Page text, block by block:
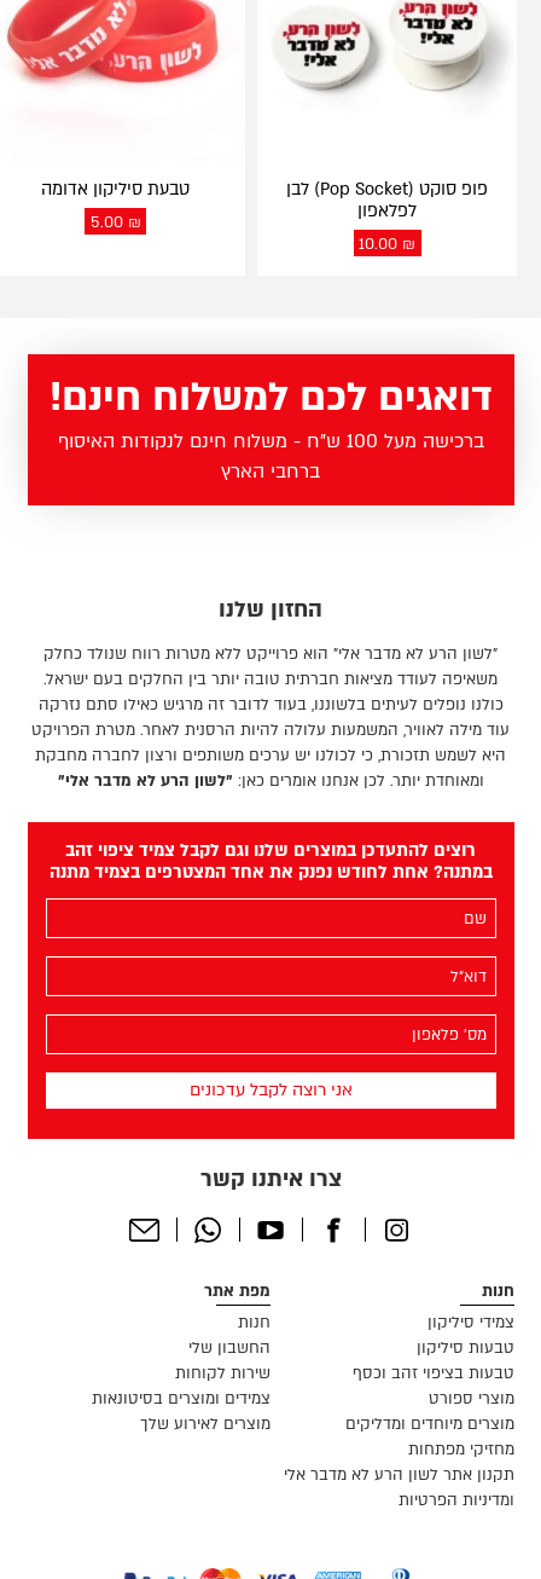
פופ סוקט (Pop Socket) לבן
לפלאפון
10.00 ₪
טבעת סיליקון אדומה
5.00 ₪
דואגים לכם למשלוח חינם!
ברכישה מעל 100 ש"ח - משלוח חינם לנקודות האיסוף
ברחבי הארץ
החזון שלנו
"לשון הרע לא מדבר אלי" הוא פרוייקט ללא מטרות רווח שנולד כחלק
משאיפה לעודד מציאות חברתית טובה יותר בין החלקים בעם ישראל.
כולנו נופלים לעיתים בלשוננו, בעוד לדובר זה מרגיש כאילו סתם נזרקה
עוד מילה לאוויר, המשמעות עלולה להיות הרסנית לאחר. מטרת הפרויקט
היא לשמש תזכורת, כי לכולנו יש ערכים משותפים ורצון לחברה מחבקת
ומאוחדת יותר. לכן אנחנו אומרים כאן: "לשון הרע לא מדבר אלי"
רוצים להתעדכן במוצרים שלנו וגם לקבל צמיד ציפוי זהב
במתנה? אחת לחודש נפנק את אחד המצטרפים בצמיד מתנה
שלך
שלך
הפלאפון
צרו איתנו קשר
Instagram
Facebook
Youtube
Whatsapp
Send
חנות
צמידי סיליקון
טבעות סיליקון
טבעות בציפוי זהב וכסף
מוצרי ספורט
מוצרים מיוחדים ומדליקים
מחזיקי מפתחות
תקנון אתר לשון הרע לא מדבר אלי
ומדיניות הפרטיות
מפת אתר
חנות
החשבון שלי
שירות לקוחות
צמידים ומוצרים בסיטונאות
מוצרים לאירוע שלך